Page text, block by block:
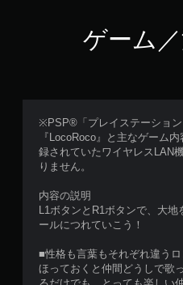
ゲーム
※PSP®「プレイステーショ
『LocoRoco』と主なゲーム
録されていたワイヤレスLAN
りません。
内容の説明
L1ボタンとR1ボタンで、大地
ールにつれていこう！
■性格も言葉もそれぞれ違う
ほっておくと仲間どうしで歌